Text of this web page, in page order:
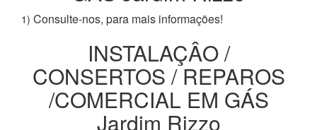
1) Consulte-nos, para mais informações!
INSTALAÇÂO /
CONSERTOS / REPAROS
/COMERCIAL EM GÁS
Jardim Rizzo